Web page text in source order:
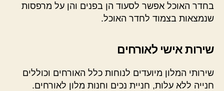
בחדר האוכל אפשר לסעוד הן בפנים והן על מרפסות
שנמצאות בצמוד לחדר האוכל.
שירות אישי לאורחים
שירותי המלון מיועדים לנוחות כלל האורחים וכוללים
חנייה ללא עלות, חניית נכים וחנות מלון לאורחים.